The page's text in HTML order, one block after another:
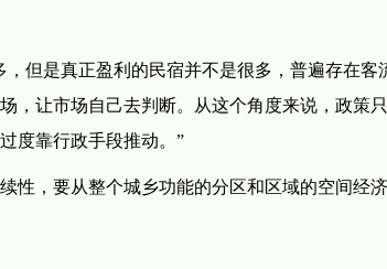
但是真正盈利的民宿并不是很多，普遍存在客
，让市场自己去判断。从这个角度来说，政策
度靠行政手段推动。”
性，要从整个城乡功能的分区和区域的空间经济